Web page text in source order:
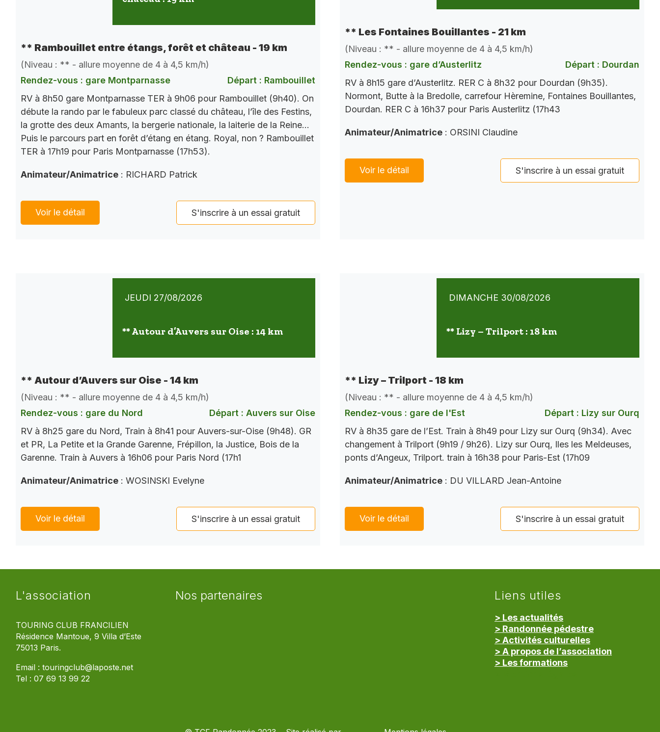
** Rambouillet entre étangs, forêt et château - 19 km
(Niveau : ** - allure moyenne de 4 à 4,5 km/h)
Rendez-vous : gare Montparnasse
Départ : Rambouillet
RV à 8h50 gare Montparnasse TER à 9h06 pour Rambouillet (9h40). On
débute la rando par le fabuleux parc classé du château, l’île des Festins,
la grotte des deux Amants, la bergerie nationale, la laiterie de la Reine…
Puis le parcours part en forêt d’étang en étang. Royal, non ? Rambouillet
TER à 17h19 pour Paris Montparnasse (17h53).
Animateur/Animatrice : RICHARD Patrick
Voir le détail S'inscrire à un essai gratuit
** Les Fontaines Bouillantes - 21 km
(Niveau : ** - allure moyenne de 4 à 4,5 km/h)
Rendez-vous : gare d’Austerlitz
Départ : Dourdan
RV à 8h15 gare d’Austerlitz. RER C à 8h32 pour Dourdan (9h35).
Normont, Butte à la Bredolle, carrefour Hèremine, Fontaines Bouillantes,
Dourdan. RER C à 16h37 pour Paris Austerlitz (17h43
Animateur/Animatrice : ORSINI Claudine
Voir le détail S'inscrire à un essai gratuit
JEUDI 27/08/2026
** Autour d’Auvers sur Oise : 14 km
** Autour d’Auvers sur Oise - 14 km
(Niveau : ** - allure moyenne de 4 à 4,5 km/h)
Rendez-vous : gare du Nord
Départ : Auvers sur Oise
RV à 8h25 gare du Nord, Train à 8h41 pour Auvers-sur-Oise (9h48). GR
et PR, La Petite et la Grande Garenne, Frépillon, la Justice, Bois de la
Garenne. Train à Auvers à 16h06 pour Paris Nord (17h1
Animateur/Animatrice : WOSINSKI Evelyne
Voir le détail S'inscrire à un essai gratuit
DIMANCHE 30/08/2026
** Lizy – Trilport : 18 km
** Lizy – Trilport - 18 km
(Niveau : ** - allure moyenne de 4 à 4,5 km/h)
Rendez-vous : gare de l'Est
Départ : Lizy sur Ourq
RV à 8h35 gare de l’Est. Train à 8h49 pour Lizy sur Ourq (9h34). Avec
changement à Trilport (9h19 / 9h26). Lizy sur Ourq, Iles les Meldeuses,
ponts d’Angeux, Trilport. train à 16h38 pour Paris-Est (17h09
Animateur/Animatrice : DU VILLARD Jean-Antoine
Voir le détail S'inscrire à un essai gratuit
L'association
TOURING CLUB FRANCILIEN
Résidence Mantoue, 9 Villa d’Este
75013 Paris.
Email : touringclub@laposte.net
Tel : 07 69 13 99 22
Nos partenaires Liens utiles
> Les actualités
> Randonnée pédestre
> Activités culturelles
> A propos de l’association
> Les formations